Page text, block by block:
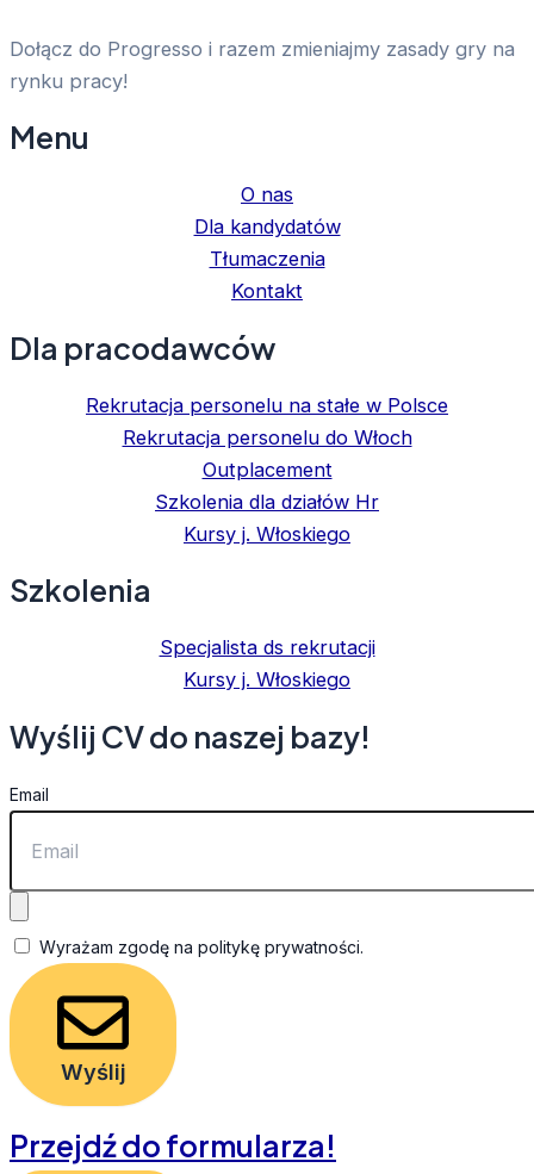
Dołącz do Progresso i razem zmieniajmy zasady gry na
rynku pracy!
Menu
O nas
Dla kandydatów
Tłumaczenia
Kontakt
Dla pracodawców
Rekrutacja personelu na stałe w Polsce
Rekrutacja personelu do Włoch
Outplacement
Szkolenia dla działów Hr
Kursy j. Włoskiego
Szkolenia
Specjalista ds rekrutacji
Kursy j. Włoskiego
Wyślij CV do naszej bazy!
Email
Wyrażam zgodę na politykę prywatności.
Wyślij
Przejdź do formularza!